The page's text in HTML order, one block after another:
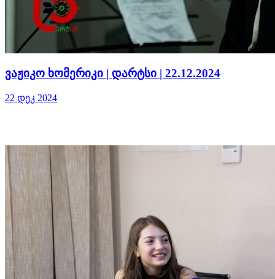
ვაჟიკო ხომერიკი | დარტსი | 22.12.2024
22 დეკ 2024